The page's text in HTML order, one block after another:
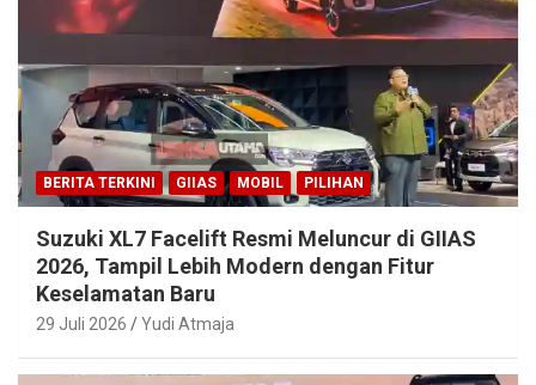
BERITA TERKINI GIIAS MOBIL PILIHAN
Suzuki XL7 Facelift Resmi Meluncur di GIIAS
2026, Tampil Lebih Modern dengan Fitur
Keselamatan Baru
29 Juli 2026 Yudi Atmaja